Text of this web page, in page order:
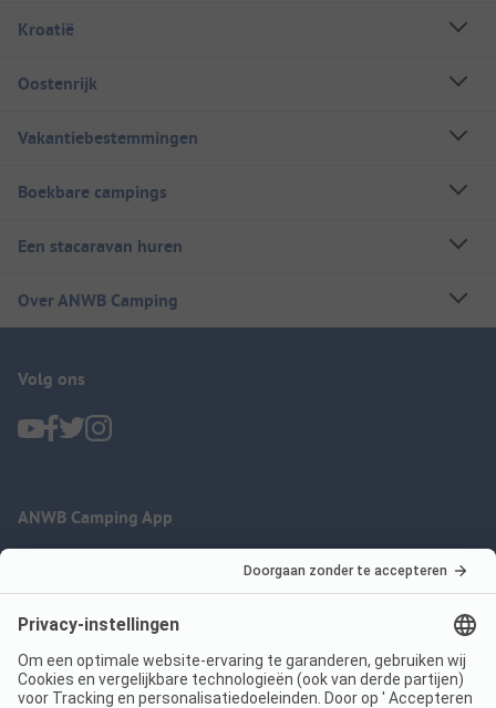
Kroatië
Oostenrijk
Vakantiebestemmingen
Boekbare campings
Een stacaravan huren
Over ANWB Camping
Volg ons
ANWB Camping App
Imprint Voorwaarden